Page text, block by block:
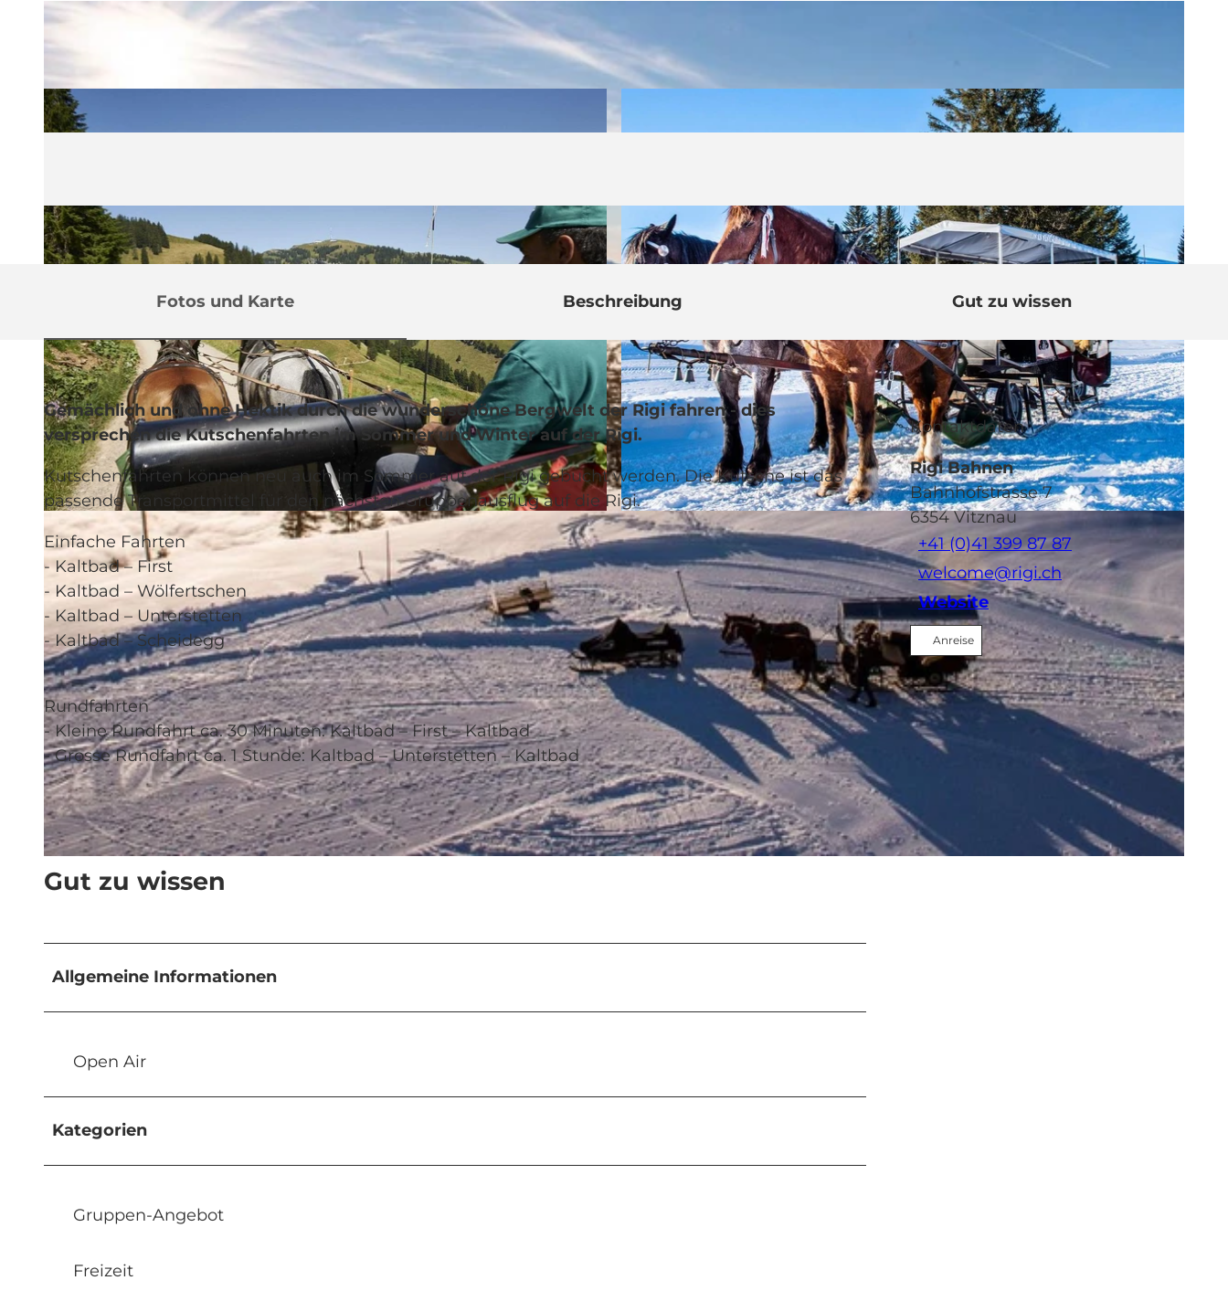
© Rigi Bahnen | CC-BY-NC-ND © Rigi Bahnen | CC-BY-NC-ND
Fotos und Karte Beschreibung Gut zu wissen
Gemächlich und ohne Hektik durch die wunderschöne Bergwelt der Rigi fahren - dies
versprechen die Kutschenfahrten im Sommer und Winter auf der Rigi.
Kutschenfahrten können neu auch im Sommer auf der Rigi gebucht werden. Die Kutsche ist das
passende Transportmittel für den nächsten Gruppenausflug auf die Rigi.
Einfache Fahrten
- Kaltbad – First
- Kaltbad – Wölfertschen
- Kaltbad – Unterstetten
- Kaltbad – Scheidegg
Rundfahrten
- Kleine Rundfahrt ca. 30 Minuten: Kaltbad – First – Kaltbad
- Grosse Rundfahrt ca. 1 Stunde: Kaltbad – Unterstetten – Kaltbad
Gut zu wissen
Allgemeine Informationen
Open Air
Kategorien
Gruppen-Angebot
Freizeit
Kontaktdaten
Rigi Bahnen
Bahnhofstrasse 7
6354Vitznau
+41 (0)41 399 87 87
welcome@rigi.ch
Website
Anreise